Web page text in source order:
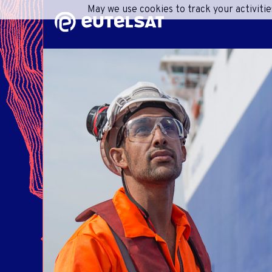
Contenu
Menu
Pied de page May we use cookies to track your